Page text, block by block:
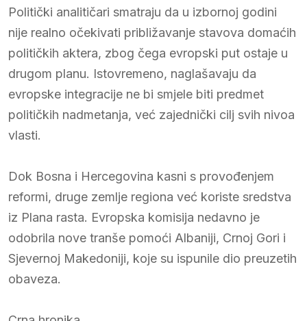
Politički analitičari smatraju da u izbornoj godini
nije realno očekivati približavanje stavova domaćih
političkih aktera, zbog čega evropski put ostaje u
drugom planu. Istovremeno, naglašavaju da
evropske integracije ne bi smjele biti predmet
političkih nadmetanja, već zajednički cilj svih nivoa
vlasti.
Dok Bosna i Hercegovina kasni s provođenjem
reformi, druge zemlje regiona već koriste sredstva
iz Plana rasta. Evropska komisija nedavno je
odobrila nove tranše pomoći Albaniji, Crnoj Gori i
Sjevernoj Makedoniji, koje su ispunile dio preuzetih
obaveza.